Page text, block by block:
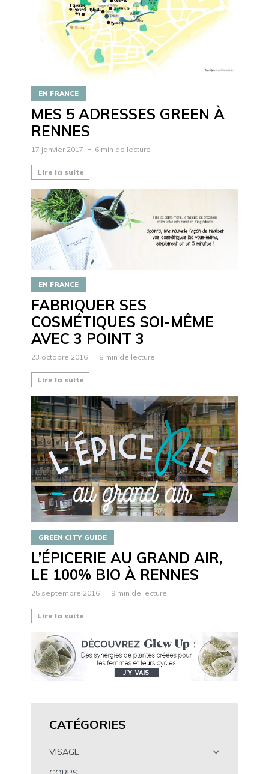
EN FRANCE
MES 5 ADRESSES GREEN À
RENNES
17 janvier 2017 6 min de lecture
Lire la suite
EN FRANCE
FABRIQUER SES
COSMÉTIQUES SOI-MÊME
AVEC 3 POINT 3
23 octobre 2016 8 min de lecture
Lire la suite
GREEN CITY GUIDE
L’ÉPICERIE AU GRAND AIR,
LE 100% BIO À RENNES
25 septembre 2016 9 min de lecture
Lire la suite
CATÉGORIES
VISAGE